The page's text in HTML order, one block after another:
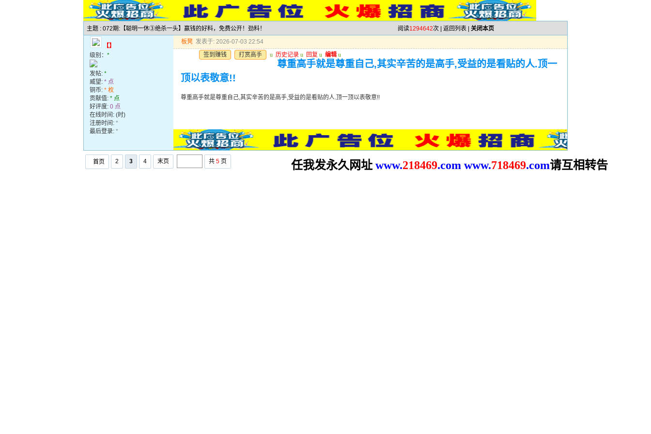
主题 : 072期:【聪明一休③绝杀一头】赢钱的好料，免费公开！劲料！ 阅读1294642次 | 返回列表 关闭本页
【】
级别： *
发帖: *
威望: * 点
铜币: * 枚
贡献值: * 点
好评度: 0 点
在线时间: (时)
注册时间: *
最后登录: *
板凳 发表于: 2026-07-03 22:54
签到赚钱
打赏高手 u 历史记录 u 回复 u 编辑 u
尊重高手就是尊重自己,其实辛苦的是高手,受益的是看贴的人.顶一
顶以表敬意!!
尊重高手就是尊重自己,其实辛苦的是高手,受益的是看贴的人.顶一顶以表敬意!!
首页 2 3 4 末页 共 5 页 任我发永久网址 www.218469.com www.718469.com请互相转告